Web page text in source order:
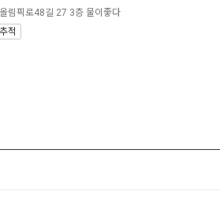
림픽로48길 27 3층 물이좋다
적